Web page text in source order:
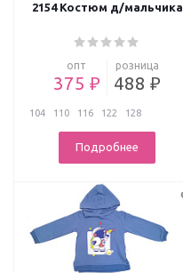
2154 Костюм д/мальчика
опт
375 ₽
розница
488 ₽
104 110 116 122 128
Подробнее